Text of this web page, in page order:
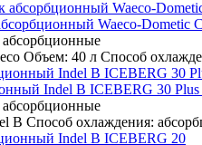
Waeco-Dometic
Объем: 40 л Способ
Indel B ICEBERG 30 Plus
B Способ охлаждения: